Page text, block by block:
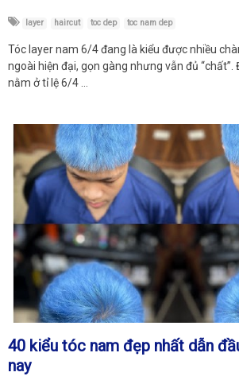
layer haircut toc dep toc nam dep
Tóc layer nam 6/4 đang là kiểu được nhiều
ngoài hiện đại, gọn gàng nhưng vẫn đủ “chất”.
nằm ở tỉ lệ 6/4 …
40 kiểu tóc nam đẹp nhất dẫn
nay